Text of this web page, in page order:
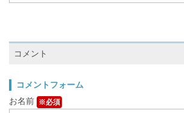
コメント
コメントフォーム
お名前 ※必須